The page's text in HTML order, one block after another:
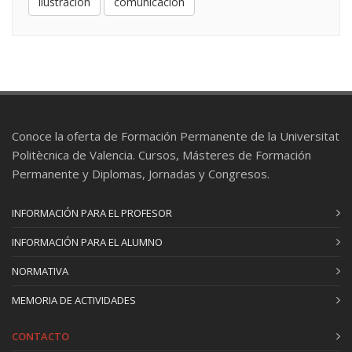
del sector
Conoce la oferta de Formación Permanente de la Universitat
Politècnica de Valencia. Cursos, Másteres de Formación
Permanente y Diplomas, Jornadas y Congresos.
INFORMACIÓN PARA EL PROFESOR
INFORMACIÓN PARA EL ALUMNO
NORMATIVA
MEMORIA DE ACTIVIDADES
CONTACTO